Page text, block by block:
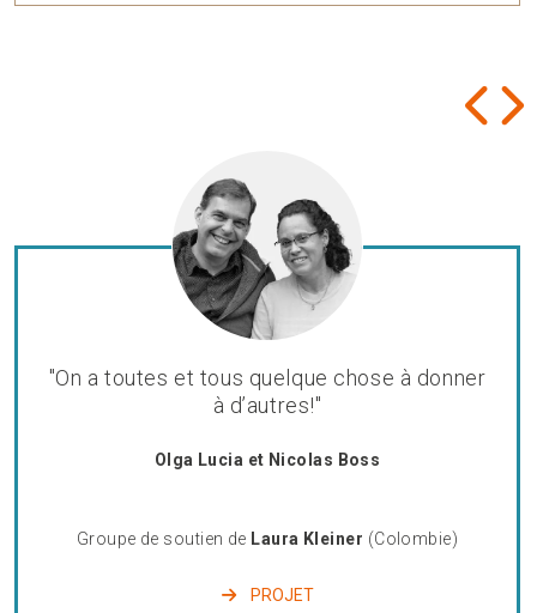
"On a toutes et tous quelque chose à donner
à d’autres!"
Olga Lucia et Nicolas Boss
Groupe de soutien de Laura Kleiner (Colombie)
PROJET